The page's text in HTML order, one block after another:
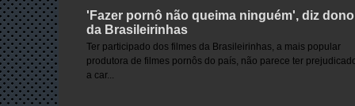
'Fazer pornô não queima ninguém', diz dono
da Brasileirinhas
Ter participado dos filmes da Brasileirinhas, a mais popular
produtora de filmes pornôs do país, não parece ter
a car...